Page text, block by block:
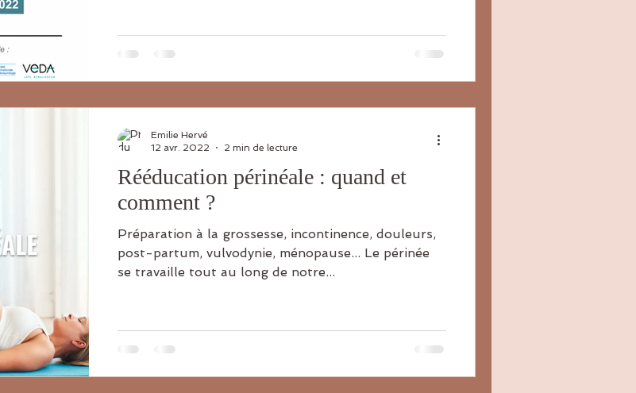
Rééducation périnéale : quand et
comment ?
Préparation à la grossesse, incontinence, douleurs,
post-partum, vulvodynie, ménopause... Le périnée
se travaille tout au long de notre...
Emilie Hervé
12 avr. 2022
2 min de lecture